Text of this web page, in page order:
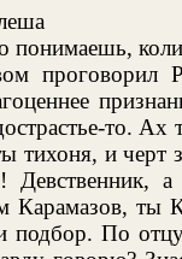
коли
то. Ах
тихоня, и черт
Девственник,
ты
подбор. По